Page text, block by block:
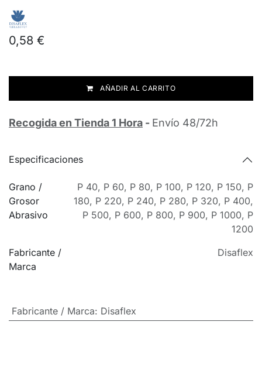
0,58 €
AÑADIR AL CARRITO
Recogida en Tienda 1 Hora - Envío 48/72h
Especificaciones
Grano /
Grosor
Abrasivo
P 40, P 60, P 80, P 100, P 120, P 150, P
180, P 220, P 240, P 280, P 320, P 400,
P 500, P 600, P 800, P 900, P 1000, P
1200
Fabricante /
Marca
Disaflex
Fabricante / Marca: Disaflex